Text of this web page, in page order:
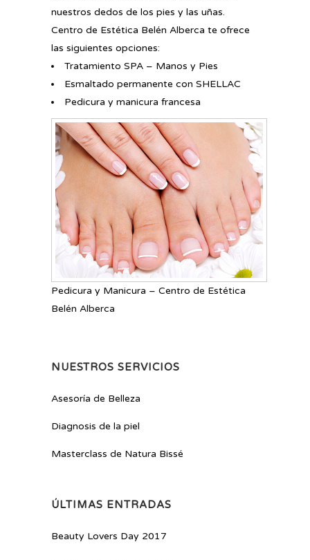
nuestros dedos de los pies y las uñas.
Centro de Estética Belén Alberca te ofrece
las siguientes opciones:
Tratamiento SPA – Manos y Pies
Esmaltado permanente con SHELLAC
Pedicura y manicura francesa
Pedicura y Manicura – Centro de Estética
Belén Alberca
NUESTROS SERVICIOS
Asesoría de Belleza
Diagnosis de la piel
Masterclass de Natura Bissé
ÚLTIMAS ENTRADAS
Beauty Lovers Day 2017